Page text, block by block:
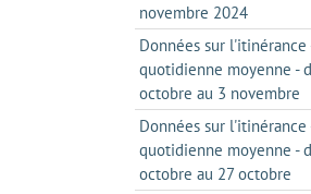
novembre 2024
Données sur
quotidienne moyenne -
octobre au 3 novembre
Données sur
quotidienne moyenne -
octobre au 27 octobre